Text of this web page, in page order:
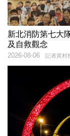
新北消防第七大
及自救觀念
記者黃村
2026-08-06